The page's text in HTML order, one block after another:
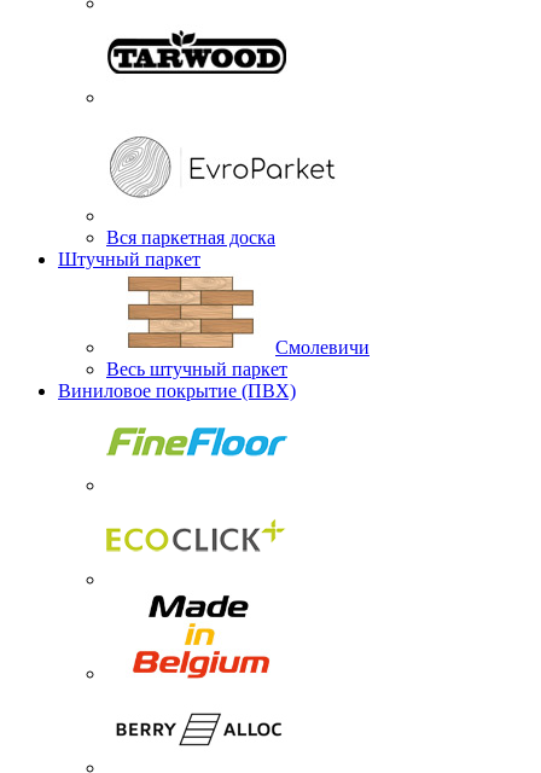
Вся паркетная доска
Штучный паркет
Смолевичи
Весь штучный паркет
Виниловое покрытие (ПВХ)